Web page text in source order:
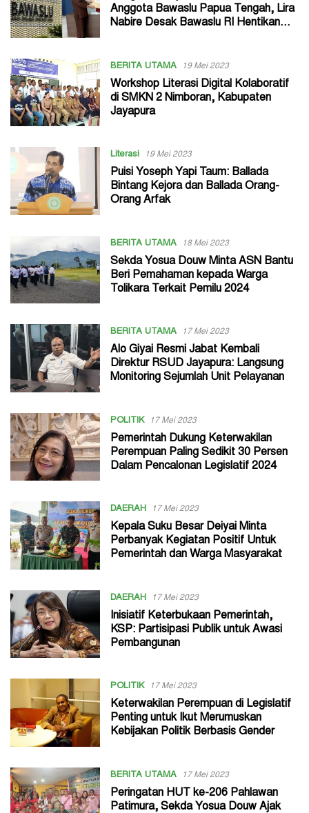
Anggota Bawaslu Papua Tengah, Lira
Nabire Desak Bawaslu RI Hentikan
BERITA UTAMA 19 Mei 2023
Workshop Literasi Digital Kolaboratif
di SMKN 2 Nimboran, Kabupaten
Jayapura
Literasi 19 Mei 2023
Puisi Yoseph Yapi Taum: Ballada
Bintang Kejora dan Ballada Orang-
Orang Arfak
BERITA UTAMA 18 Mei 2023
Sekda Yosua Douw Minta ASN Bantu
Beri Pemahaman kepada Warga
Tolikara Terkait Pemilu 2024
BERITA UTAMA 17 Mei 2023
Alo Giyai Resmi Jabat Kembali
Direktur RSUD Jayapura: Langsung
Monitoring Sejumlah Unit Pelayanan
POLITIK 17 Mei 2023
Pemerintah Dukung Keterwakilan
Perempuan Paling Sedikit 30 Persen
Dalam Pencalonan Legislatif 2024
DAERAH 17 Mei 2023
Kepala Suku Besar Deiyai Minta
Perbanyak Kegiatan Positif Untuk
Pemerintah dan Warga Masyarakat
DAERAH 17 Mei 2023
Inisiatif Keterbukaan Pemerintah,
KSP: Partisipasi Publik untuk Awasi
Pembangunan
POLITIK 17 Mei 2023
Keterwakilan Perempuan di Legislatif
Penting untuk Ikut Merumuskan
Kebijakan Politik Berbasis Gender
BERITA UTAMA 17 Mei 2023
Peringatan HUT ke-206 Pahlawan
Patimura, Sekda Yosua Douw Ajak